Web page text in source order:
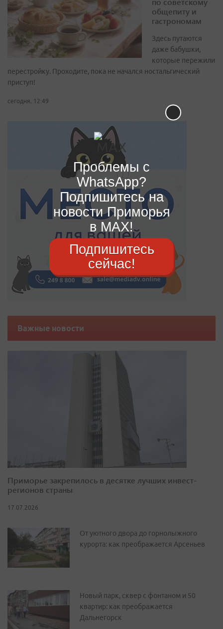
общепиту и
гастрономам
Здесь путаются
даже бабушки,
которые пережили
перестройку. Проходите, пока не начался ностальгический
приступ!
сегодня, 12:49
Важные новости
Приморье закрепилось в десятке лучших инвест-
регионов страны
17.07.2026
От уютного двора до горнолыжного
курорта: как преображается Арсеньев
Новый парк, сквер с фонтаном и 50
квартир: как преображается
Дальнегорск
Проблемы с
WhatsApp?
Подпишитесь на
новости Приморья
в MAX!
Подпишитесь
сейчас!